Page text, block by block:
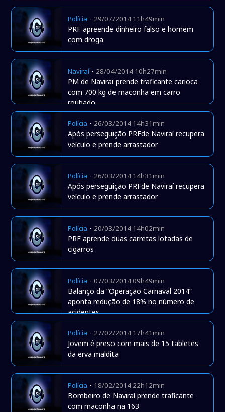
Polícia - 29/07/2014 11h49min
PRF apreende dinheiro falso e homem
com droga
Naviraí- 28/04/2014 10h27min
PM de Navirai prende traficante carioca
com 700 kg de maconha em carro
roubado
Polícia - 26/03/2014 14h31min
Após perseguição PRFde Naviraí recupera
veículo e prende arrastador
Polícia - 26/03/2014 14h31min
Após perseguição PRFde Naviraí recupera
veículo e prende arrastador
Polícia - 20/03/2014 14h02min
PRF aprende duas carretas lotadas de
cigarros
Polícia -07/03/2014 09h49min
Balanço da “Operação Carnaval 2014”
aponta redução de 18% no número de
acidentes
Polícia - 27/02/2014 17h41min
Jovem é preso com mais de 15 tabletes
da erva maldita
Polícia - 18/02/2014 22h12min
Bombeiro de Naviraí prende traficante
com maconha na 163